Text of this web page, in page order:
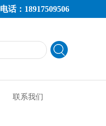
电话：18917509506
联系我们